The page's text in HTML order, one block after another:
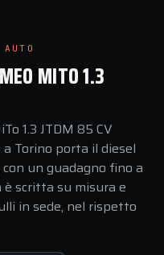
MITO 1.3
1.3 JTDM 85 CV
a Torino porta il diesel
un guadagno fino a
è scritta su misura e
in sede, nel rispetto